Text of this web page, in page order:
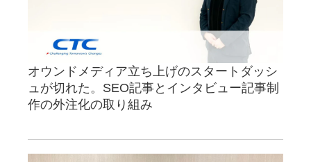
オウンドメディア立ち上げのスタートダッシ
ュが切れた。SEO記事とインタビュー記事制
作の外注化の取り組み